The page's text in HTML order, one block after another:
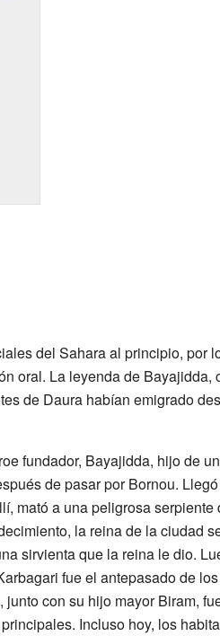
del Sahara al principio, por
oral. La leyenda de Bayajidda,
de Daura habían emigrado
fundador, Bayajidda, hijo de
de pasar por Bornou.
mató a una peligrosa
la reina de la ciudad
sirvienta que la reina le dio.
fue el antepasado de
junto con su hijo mayor Biram,
Incluso hoy, los